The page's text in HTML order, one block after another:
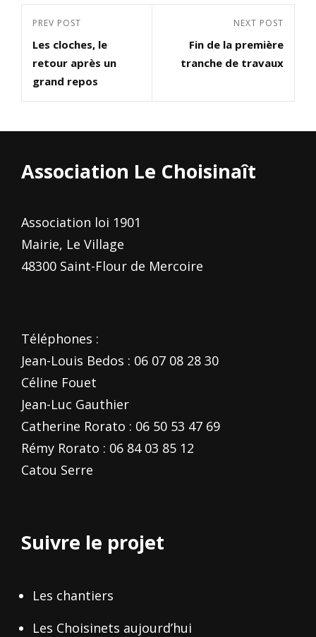
Navigation
de
l’article
Previous
Post
PREV POST
Les cloches, le
retour après un
grand repos
Post
NEXT POST
Fin de la première
tranche de travaux
Association Le Choisinaît
Association loi 1901
Mairie, Le Village
48300 Saint-Flour de Mercoire
Téléphones :
Jean-Louis Bedos : 06 07 08 28 30
Céline Fouet
Jean-Luc Gauthier
Catherine Rorato : 06 50 53 47 69
Rémy Rorato : 06 84 03 85 12
Catou Serre
Suivre le projet
Les chantiers
Les Choisinets aujourd’hui